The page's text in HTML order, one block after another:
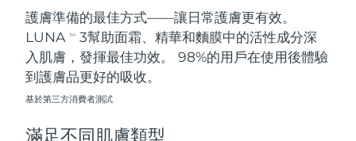
護膚準備的最佳方式——讓日常護膚更有效。
LUNATM
3幫助面霜、精華和麵膜中的活性成分深
入肌膚，發揮最佳功效。 98%的用戶在使用後體驗
到護膚品更好的吸收。
基於第三方消費者測試
滿足不同肌膚類型
越南 預計送達日期